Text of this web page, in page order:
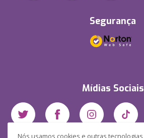
Nós usamos cookies e outras tecnologias
Segurança
Mídias Sociais